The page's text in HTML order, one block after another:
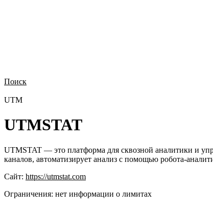
Поиск
UTM
UTMSTAT
UTMSTAT — это платформа для сквозной аналитики и
каналов, автоматизирует анализ с помощью робота-
Сайт: https://utmstat.com
Ограничения: нет информации о лимитах